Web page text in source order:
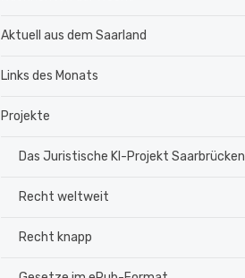
Aktuell aus dem Saarland
Links des Monats
Projekte
Das Juristische KI-Projekt Saarbrücken
Recht weltweit
Recht knapp